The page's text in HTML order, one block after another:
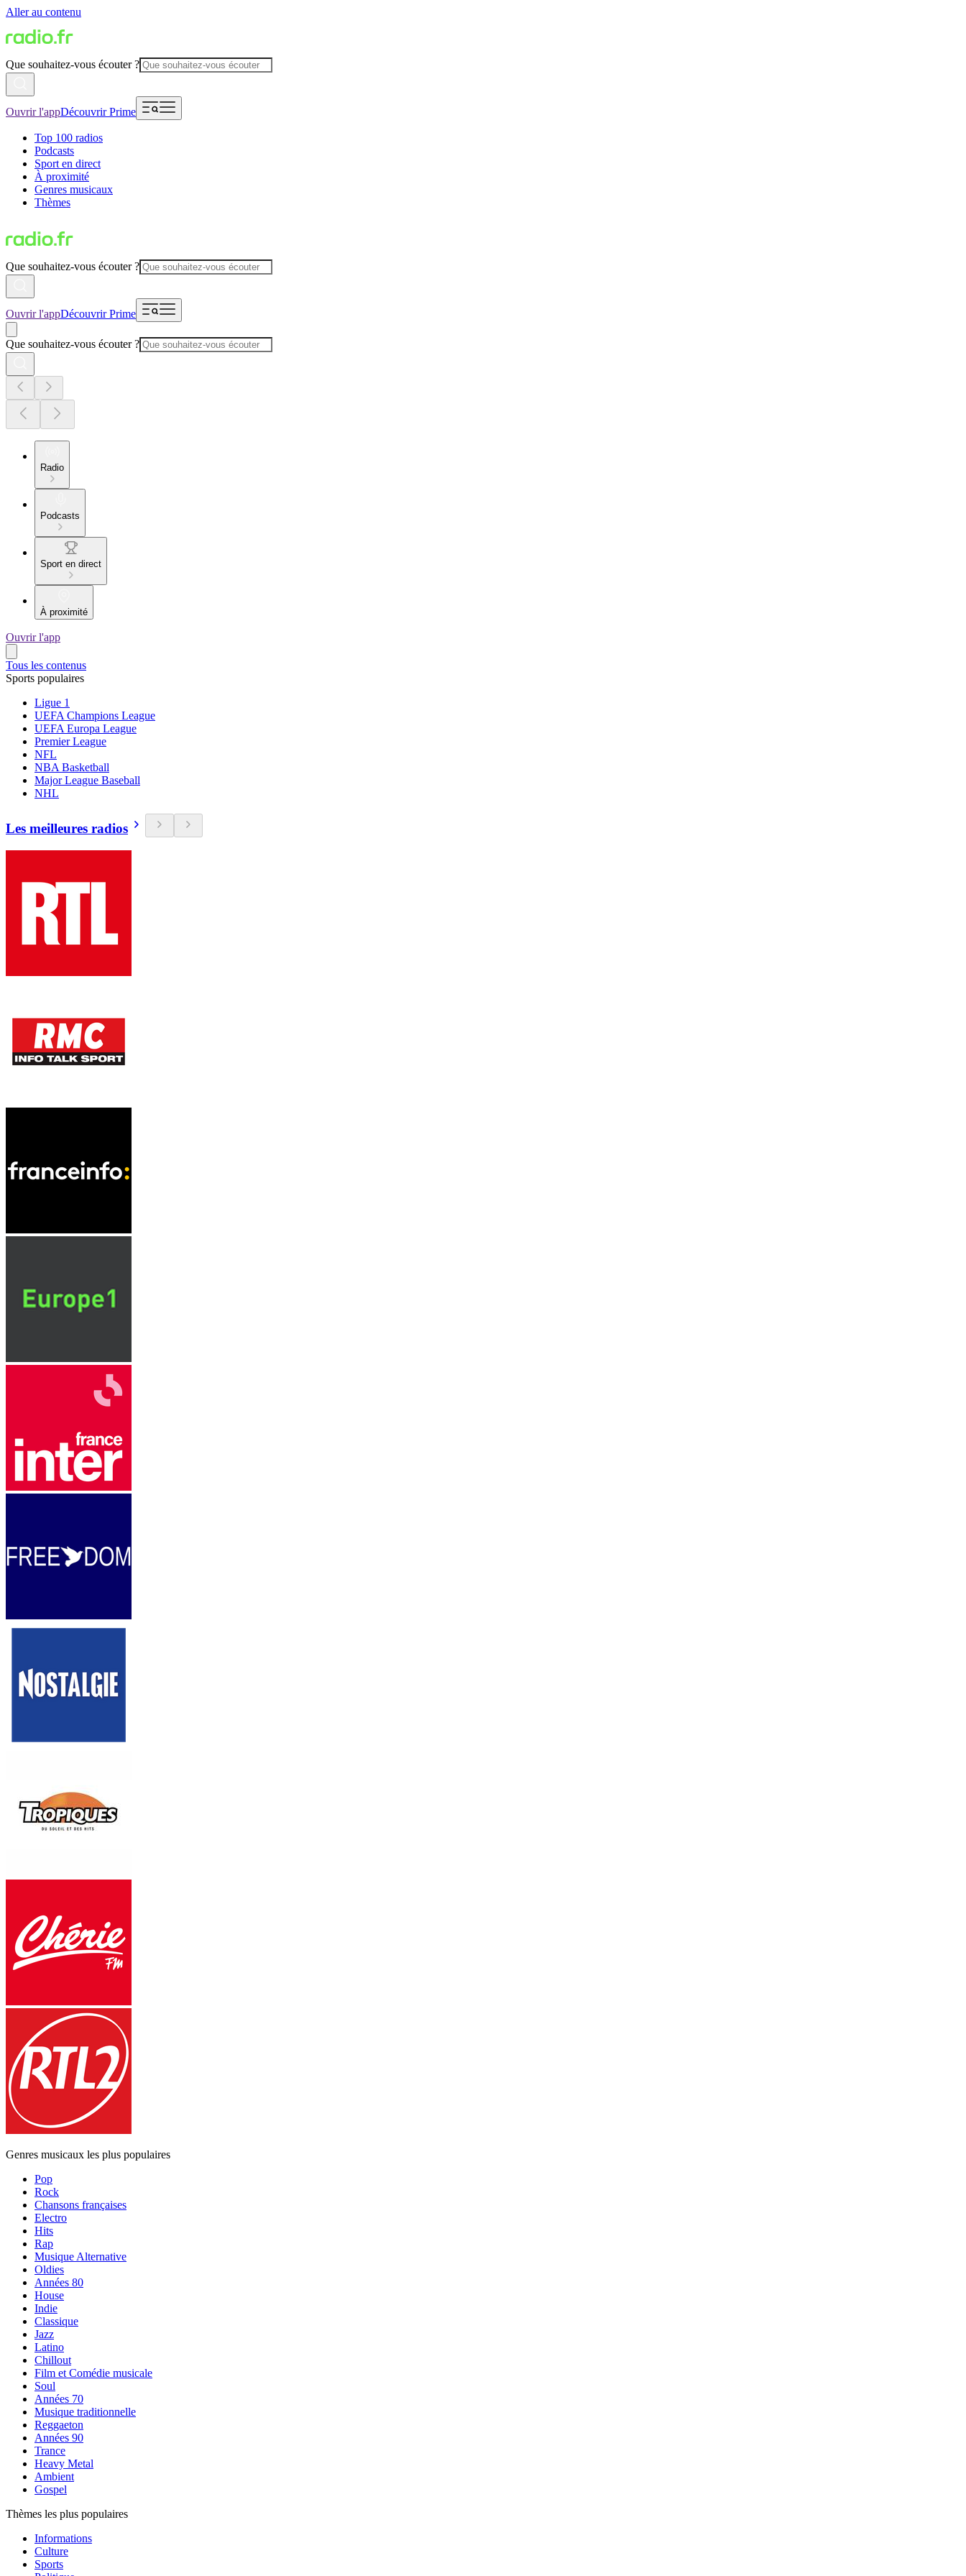
Aller au contenu
Que souhaitez-vous écouter ?
Ouvrir l'appDécouvrir Prime
Top 100 radios
Podcasts
Sport en direct
À proximité
Genres musicaux
Thèmes
Que souhaitez-vous écouter ?
Ouvrir l'appDécouvrir Prime
Que souhaitez-vous écouter ?
Radio
Podcasts
Sport en direct
À proximité
Ouvrir l'app
Tous les contenus
Sports populaires
Ligue 1
UEFA Champions League
UEFA Europa League
Premier League
NFL
NBA Basketball
Major League Baseball
NHL
Les meilleures radios
Genres musicaux les plus populaires
Pop
Rock
Chansons françaises
Electro
Hits
Rap
Musique Alternative
Oldies
Années 80
House
Indie
Classique
Jazz
Latino
Chillout
Film et Comédie musicale
Soul
Années 70
Musique traditionnelle
Reggaeton
Années 90
Trance
Heavy Metal
Ambient
Gospel
Thèmes les plus populaires
Informations
Culture
Sports